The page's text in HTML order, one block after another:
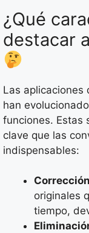
¿Qué
destacar
Las aplicaciones
han
funciones. Estas
clave que las
indispensables:
originales
tiempo,